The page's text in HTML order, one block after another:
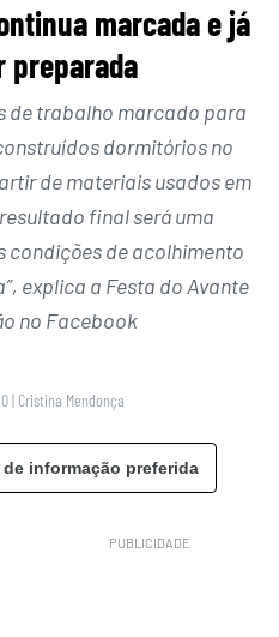
marcada e já
preparada
de trabalho marcado para
dormitórios no
de materiais usados em
final será uma
de acolhimento
explica a Festa do Avante
no Facebook
| Cristina Mendonça
informação preferida